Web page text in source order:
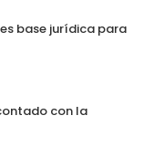
base jurídica para
con la